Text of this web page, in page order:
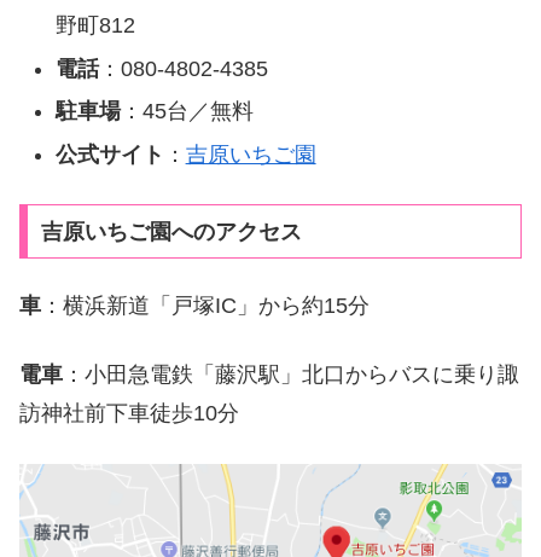
野町812
電話：080-4802-4385
駐車場：45台／無料
公式サイト ： 吉原いちご園
吉原いちご園へのアクセス
車 ：横浜新道「戸塚IC」から約15分
電車 ：小田急電鉄「藤沢駅」北口からバスに乗り諏
訪神社前下車徒歩10分